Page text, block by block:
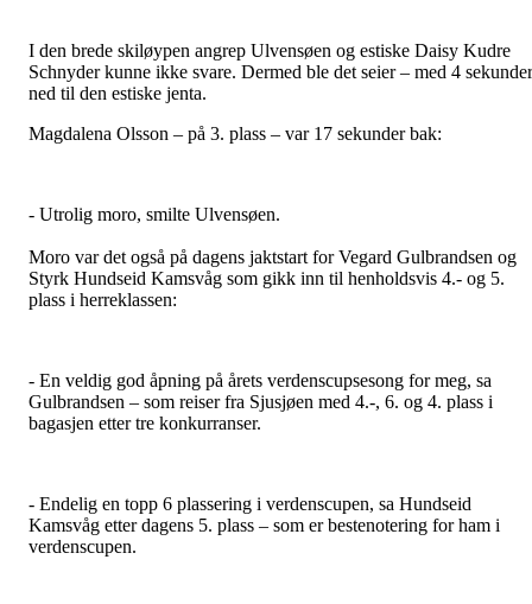
I den brede skiløypen angrep Ulvensøen og estiske Daisy Kudre
Schnyder kunne ikke svare. Dermed ble det seier – med 4 sekunder
ned til den estiske jenta.
Magdalena Olsson – på 3. plass – var 17 sekunder bak:
- Utrolig moro, smilte Ulvensøen.
Moro var det også på dagens jaktstart for Vegard Gulbrandsen og
Styrk Hundseid Kamsvåg som gikk inn til henholdsvis 4.- og 5.
plass i herreklassen:
- En veldig god åpning på årets verdenscupsesong for meg, sa
Gulbrandsen – som reiser fra Sjusjøen med 4.-, 6. og 4. plass i
bagasjen etter tre konkurranser.
- Endelig en topp 6 plassering i verdenscupen, sa Hundseid
Kamsvåg etter dagens 5. plass – som er bestenotering for ham i
verdenscupen.